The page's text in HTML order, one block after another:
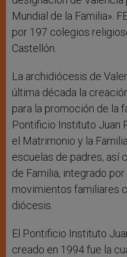
Mundial de la Familia».
por 197 colegios
Castellón.
La archidiócesis de
última década la
para la promoción de la
Pontificio Instituto Juan
el Matrimonio y la
escuelas de padres, así
de Familia, integrado
movimientos familiares
diócesis.
El Pontificio Instituto
creado en 1994 fue la